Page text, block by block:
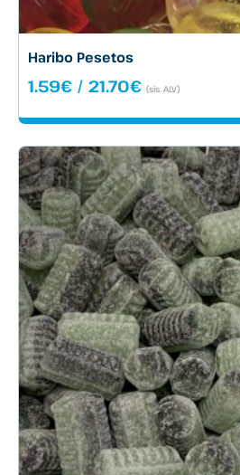
Haribo Pesetos
1.59€ / 21.70€Hintaluokka:
-
(sis. ALV)